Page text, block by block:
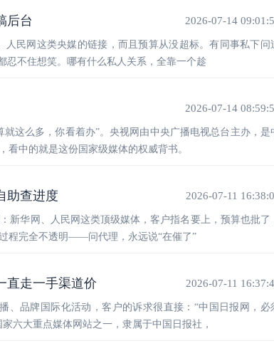
后台 2026-07-14
民网这类央媒的链接，而且预算从没超标。有同事私下问
忍不住想笑。哪有什么私人关系，全靠一个趁
2026-07-14
这么多，你看着办”。央视网由中央广播电视总台主办，是
中的就是这份国家级媒体的权威背书。
助查进度 2026-07-11
华网、人民网这类顶级媒体，客户指名要上，预算也批了
程完全不透明——问代理，永远说“在催了”
直走一手渠道价 2026-07-11
、品牌国际化活动，客户的诉求很直接：“中国日报网，必
六大重点媒体网站之一，隶属于中国日报社，